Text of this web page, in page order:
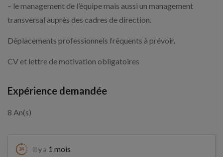
– le management de l’équipe mais aussi un management
transversal auprès des cadres de direction.
Déplacements professionnels fréquents à prévoir.
CV et lettre de motivation obligatoires
Expérience demandée
8 An(s)
Il y a 1 mois